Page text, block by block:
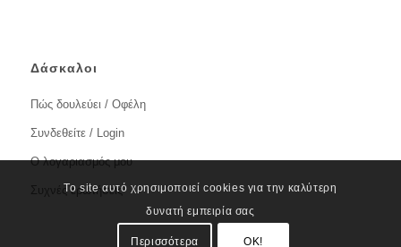
Δάσκαλοι
Πώς δουλεύει / Οφέλη
Συνδεθείτε / Login
Ο λογαριασμός μου
Συχνές ερωτήσεις
Το site αυτό χρησιμοποιεί cookies για την καλύτερη
δυνατή εμπειρία σας
Περισσότερα OK!